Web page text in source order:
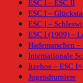
ESC I – ESC II
ESC I –
ESC I –
ESC I (1909) –
Hademarschen
Internationale
Itzehoe – ESC
Jugendturniere